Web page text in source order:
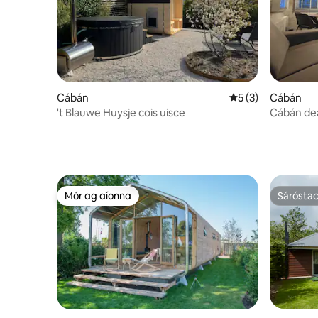
Cábán Meánrátáil 5 as 5,
5 (3)
't Blauwe Huysje cois uisce
Cábán
Cábán
Mór ag aíonna
Mór ag aíonna